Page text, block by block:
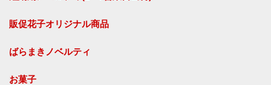
販促花子オリジナル商品
ばらまきノベルティ
お菓子